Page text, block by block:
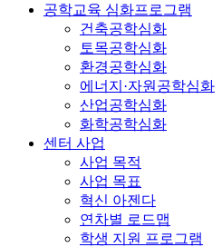
공학교육 심화프로그램
건축공학심화
토목공학심화
환경공학심화
에너지·자원공학심화
산업공학심화
화학공학심화
센터 사업
사업 목적
사업 목표
혁신 아젠다
연차별 로드맵
학생 지원 프로그램